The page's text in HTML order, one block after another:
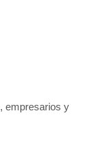
empresarios y